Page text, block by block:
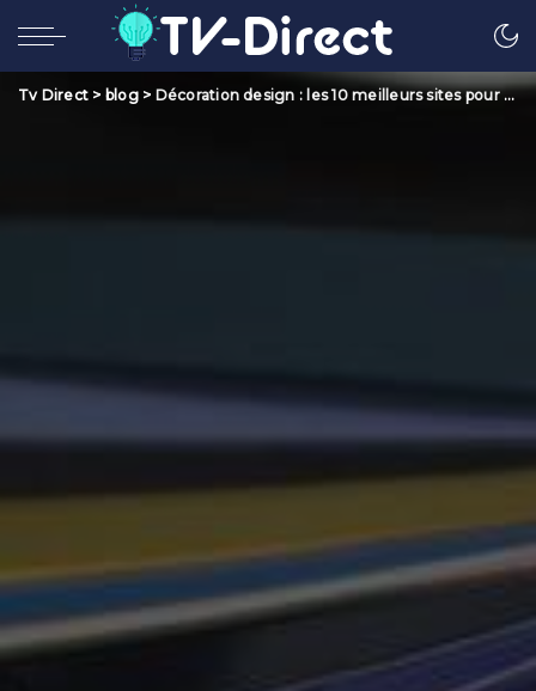
Tv Direct > blog> Décoration design : les 10 meilleurs sites pour s’inspirer